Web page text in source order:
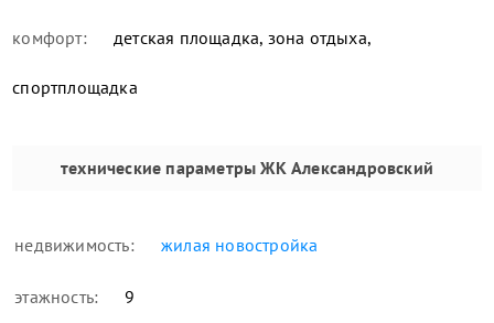
комфорт: детская площадка, зона отдыха,
спортплощадка
технические параметры ЖК Александровский
недвижимость: жилая новостройка
этажность: 9